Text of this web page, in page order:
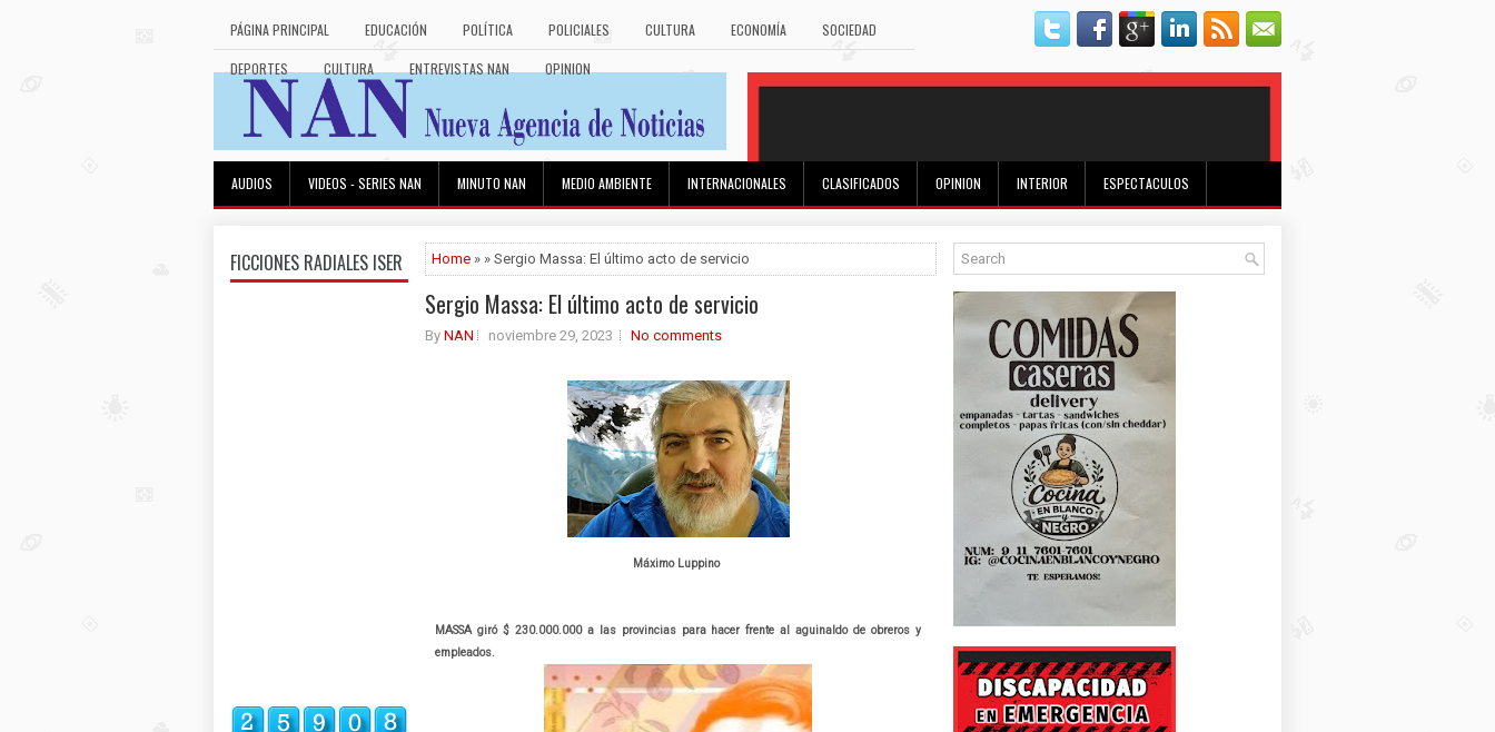
PÁGINA PRINCIPAL EDUCACIÓN POLÍTICA POLICIALES CULTURA ECONOMÍA SOCIEDAD
DEPORTES CULTURA ENTREVISTAS NAN OPINION
AUDIOS VIDEOS - SERIES NAN MINUTO NAN MEDIO AMBIENTE INTERNACIONALES CLASIFICADOS OPINION INTERIOR ESPECTACULOS
FICCIONES RADIALES ISER Home » » Sergio Massa: El último acto de servicio
Sergio Massa: El último acto de servicio
By NAN noviembre 29, 2023 No comments
Máximo Luppino
MASSA giró $ 230.000.000 a las provincias para hacer frente al aguinaldo de obreros y
empleados.